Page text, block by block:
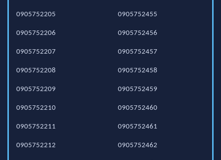
0905752205
0905752206
0905752207
0905752208
0905752209
0905752210
0905752211
0905752212
0905752455
0905752456
0905752457
0905752458
0905752459
0905752460
0905752461
0905752462